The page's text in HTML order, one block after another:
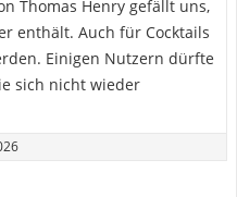
Thomas Henry gefällt uns,
enthält. Auch für Cocktails
Einigen Nutzern dürfte
sich nicht wieder